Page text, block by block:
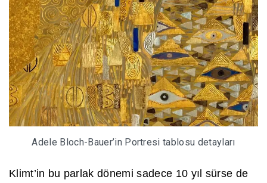
Adele Bloch-Bauer’in Portresi tablosu detayları
Klimt’in bu parlak dönemi sadece 10 yıl sürse de